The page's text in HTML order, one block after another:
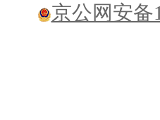
京公网安备